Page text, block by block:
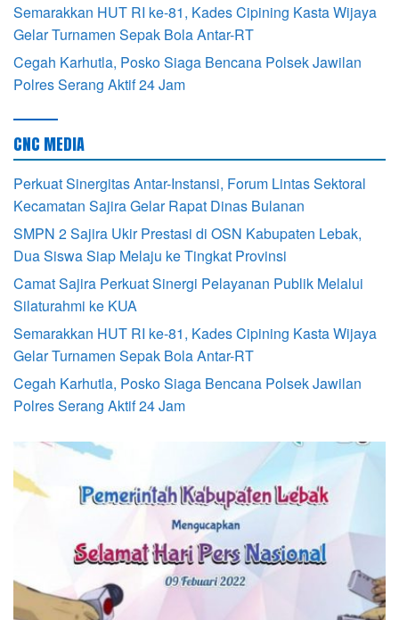
Semarakkan HUT RI ke-81, Kades Cipining Kasta Wijaya
Gelar Turnamen Sepak Bola Antar-RT
Cegah Karhutla, Posko Siaga Bencana Polsek Jawilan
Polres Serang Aktif 24 Jam
CNC MEDIA
Perkuat Sinergitas Antar-Instansi, Forum Lintas Sektoral
Kecamatan Sajira Gelar Rapat Dinas Bulanan
SMPN 2 Sajira Ukir Prestasi di OSN Kabupaten Lebak,
Dua Siswa Siap Melaju ke Tingkat Provinsi
Camat Sajira Perkuat Sinergi Pelayanan Publik Melalui
Silaturahmi ke KUA
Semarakkan HUT RI ke-81, Kades Cipining Kasta Wijaya
Gelar Turnamen Sepak Bola Antar-RT
Cegah Karhutla, Posko Siaga Bencana Polsek Jawilan
Polres Serang Aktif 24 Jam